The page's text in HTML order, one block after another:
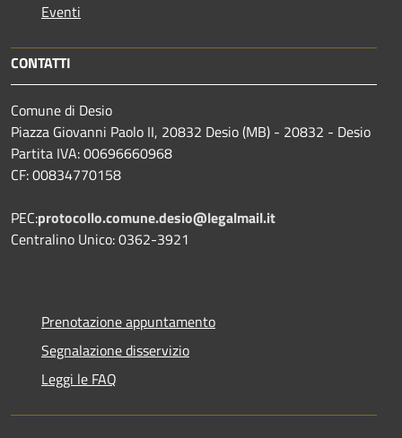
Eventi
CONTATTI
Comune di Desio
Piazza Giovanni Paolo II, 20832 Desio (MB) - 20832 - Desio
Partita IVA: 00696660968
CF: 00834770158
PEC:protocollo.comune.desio@legalmail.it
Centralino Unico: 0362-3921
Prenotazione appuntamento
Segnalazione disservizio
Leggi le FAQ